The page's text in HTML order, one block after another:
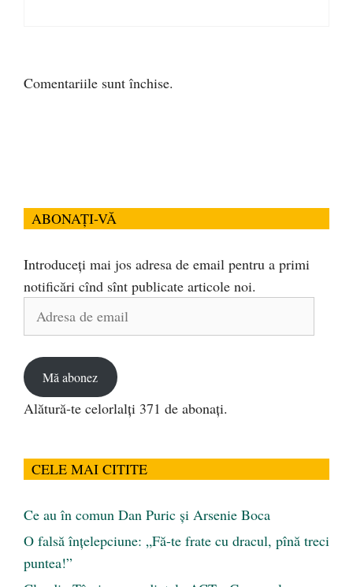
Comentariile sunt închise.
ABONAȚI-VĂ
Introduceți mai jos adresa de email pentru a primi
notificări cînd sînt publicate articole noi.
Adresa
Mă abonez
Alătură-te celorlalți 371 de abonați.
CELE MAI CITITE
Ce au în comun Dan Puric şi Arsenie Boca
O falsă înțelepciune: „Fă-te frate cu dracul, pînă treci
puntea!”